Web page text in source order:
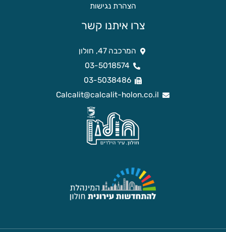
הצהרת נגישות
צרו איתנו קשר
המרכבה 47, חולון
03-5018574
03-5038486
Calcalit@calcalit-holon.co.il